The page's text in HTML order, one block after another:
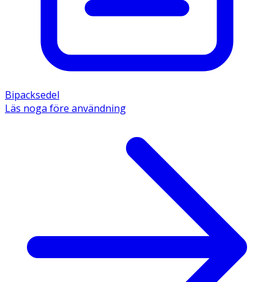
Bipacksedel
Läs noga före användning